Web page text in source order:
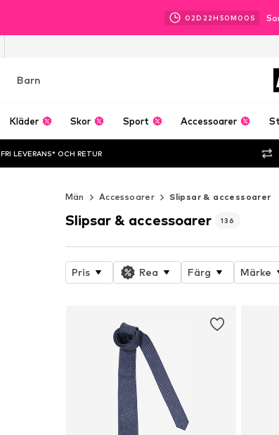
02D 22H 49M 59S
Barn
Kläder Skor Sport Accessoarer
FRI LEVERANS* OCH RETUR
Män Accessoarer Slipsar & accessoarer
Slipsar & accessoarer 136
Pris Rea Färg Märke